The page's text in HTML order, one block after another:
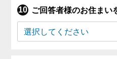
ご回答者様のお住まい